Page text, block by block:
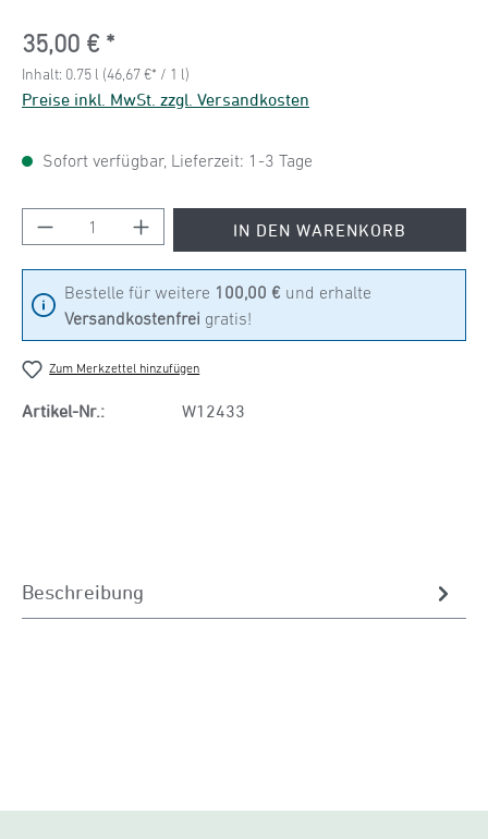
Regulärer Preis:
35,00 €
Inhalt: 0.75 l (46,67 €* / 1 l)
Preise inkl. MwSt. zzgl. Versandkosten
Sofort verfügbar, Lieferzeit: 1-3 Tage
Produkt Anzahl: Gib den gewünschten Wert
IN DEN WARENKORB
Bestelle für weitere 100,00 € und erhalte
Versandkostenfrei gratis!
Zum Merkzettel hinzufügen
Artikel-Nr.: W12433
Beschreibung